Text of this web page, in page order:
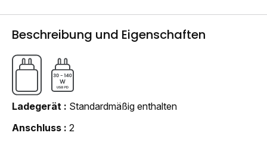
Beschreibung und Eigenschaften
Ladegerät
Standardmäßig enthalten
Anschluss
2